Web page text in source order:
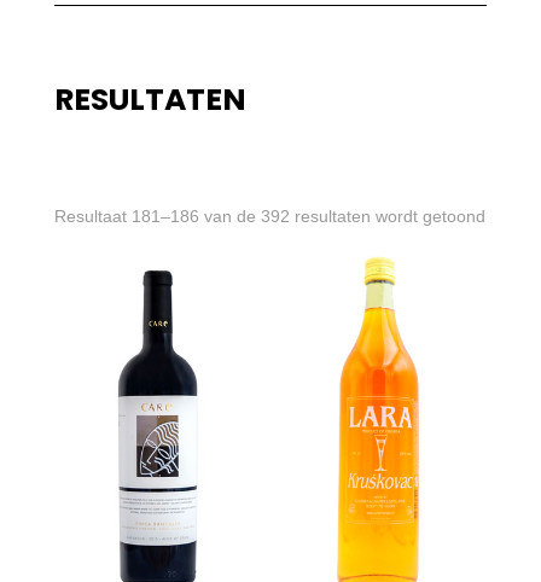
RESULTATEN
Resultaat 181–186 van de 392 resultaten wordt getoond